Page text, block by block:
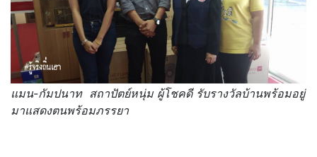
แมน-กัมปนาท สถาปัตย์หนุ่ม ผู้โชคดี รับรางวัลบ้านพร้อมอยู่
มาแสดงตนพร้อมภรรยา